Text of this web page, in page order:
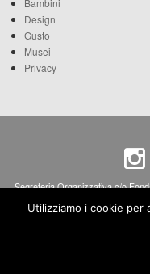
Bambini
Design
Gusto
Musei
Privacy
Segreteria Organizzativa c/o
Utilizziamo i cookie per